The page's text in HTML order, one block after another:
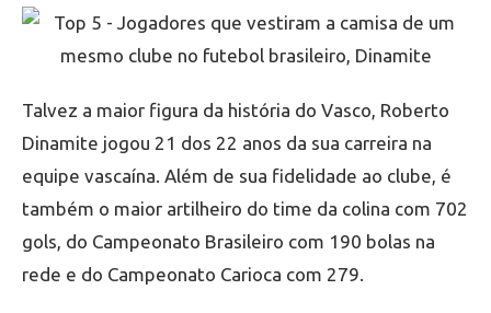
Talvez a maior figura da história do Vasco, Roberto
Dinamite jogou 21 dos 22 anos da sua carreira na
equipe vascaína. Além de sua fidelidade ao clube, é
também o maior artilheiro do time da colina com 702
gols, do Campeonato Brasileiro com 190 bolas na
rede e do Campeonato Carioca com 279.